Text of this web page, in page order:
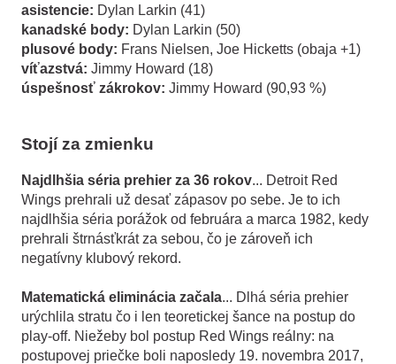
asistencie: Dylan Larkin (41)
kanadské body: Dylan Larkin (50)
plusové body: Frans Nielsen, Joe Hicketts (obaja +1)
víťazstvá: Jimmy Howard (18)
úspešnosť zákrokov: Jimmy Howard (90,93 %)
Stojí za zmienku
Najdlhšia séria prehier za 36 rokov... Detroit Red
Wings prehrali už desať zápasov po sebe. Je to ich
najdlhšia séria porážok od februára a marca 1982, kedy
prehrali štrnásťkrát za sebou, čo je zároveň ich
negatívny klubový rekord.
Matematická eliminácia začala... Dlhá séria prehier
urýchlila stratu čo i len teoretickej šance na postup do
play-off. Niežeby bol postup Red Wings reálny: na
postupovej priečke boli naposledy 19. novembra 2017,